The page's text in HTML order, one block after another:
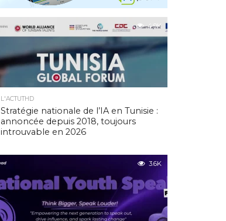
4.9K
L'ACTUTHD
Stratégie nationale de l’IA en Tunisie :
annoncée depuis 2018, toujours
introuvable en 2026
3.6K